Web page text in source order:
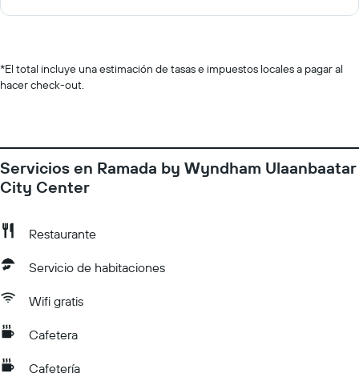
*El total incluye una estimación de tasas e impuestos locales a pagar al
hacer check-out.
Servicios en Ramada by Wyndham Ulaanbaatar
City Center
Restaurante
Servicio de habitaciones
Wifi gratis
Cafetera
Cafetería